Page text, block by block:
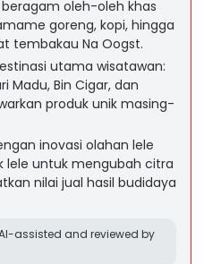
oleh-oleh khas
goreng, kopi, hingga
tembakau Na Oogst.
utama wisatawan:
Madu, Bin Cigar, dan
produk unik masing-
inovasi olahan lele
lele untuk mengubah citra
nilai jual hasil budidaya
assisted and reviewed by